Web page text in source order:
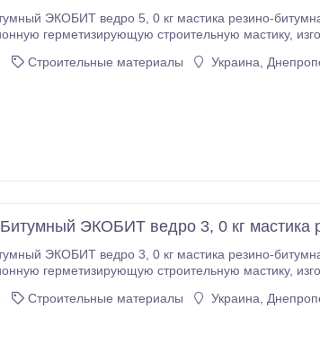
ЭКОБИТ ведро 5, 0 кг мастика резино-
строительную мастику, изготовленную на основе бутилкаучука, битума и других
основе бутилкаучука, битума и других технологических добавок.
Строительные материалы Украина,
ЭКОБИТ ведро 3, 0 кг мастика
ЭКОБИТ ведро 3, 0 кг мастика резино-
строительную мастику, изготовленную на основе бутилкаучука, битума и других
основе бутилкаучука, битума и других технологических добавок.
Строительные материалы Украина,